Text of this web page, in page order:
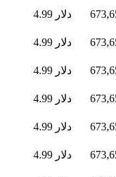
4.99 دلار
4.99 دلار
4.99 دلار
4.99 دلار
4.99 دلار
4.99 دلار